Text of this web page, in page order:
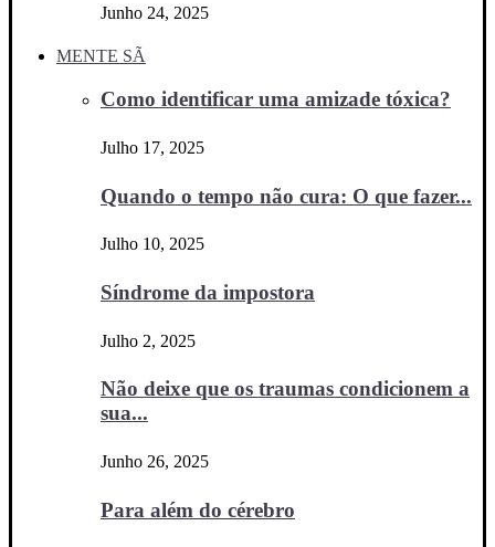
Junho 24, 2025
MENTE SÃ
Como identificar uma amizade tóxica?
Julho 17, 2025
Quando o tempo não cura: O que fazer...
Julho 10, 2025
Síndrome da impostora
Julho 2, 2025
Não deixe que os traumas condicionem a
sua...
Junho 26, 2025
Para além do cérebro